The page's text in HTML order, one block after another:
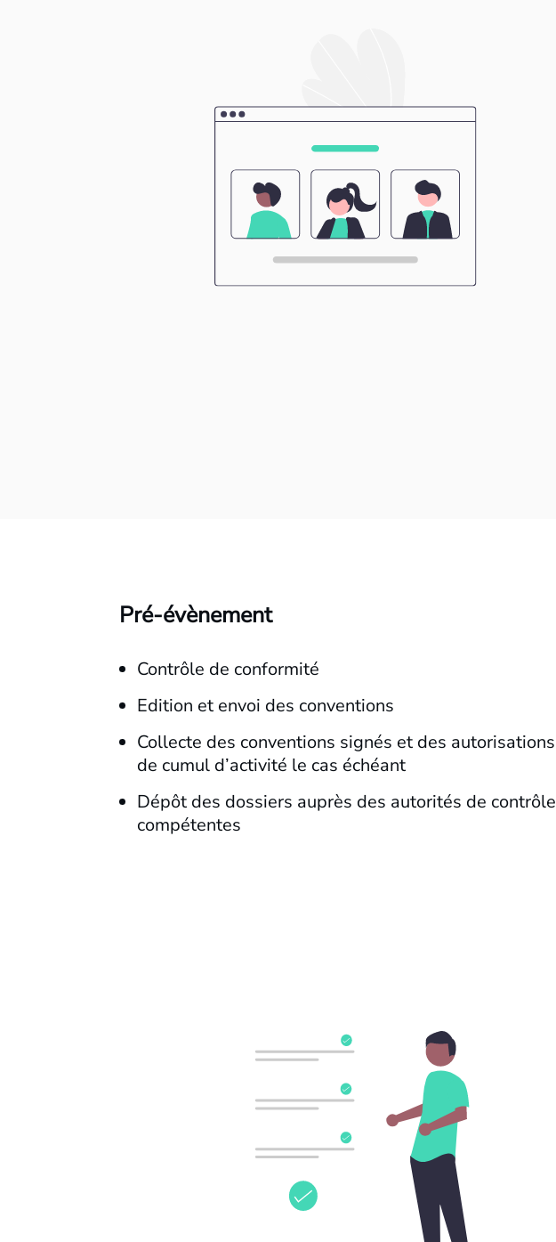
Pré-évènement
Contrôle de conformité
Edition et envoi des conventions
Collecte des conventions signés et des autorisations
de cumul d’activité le cas échéant
Dépôt des dossiers auprès des autorités de contrôle
compétentes